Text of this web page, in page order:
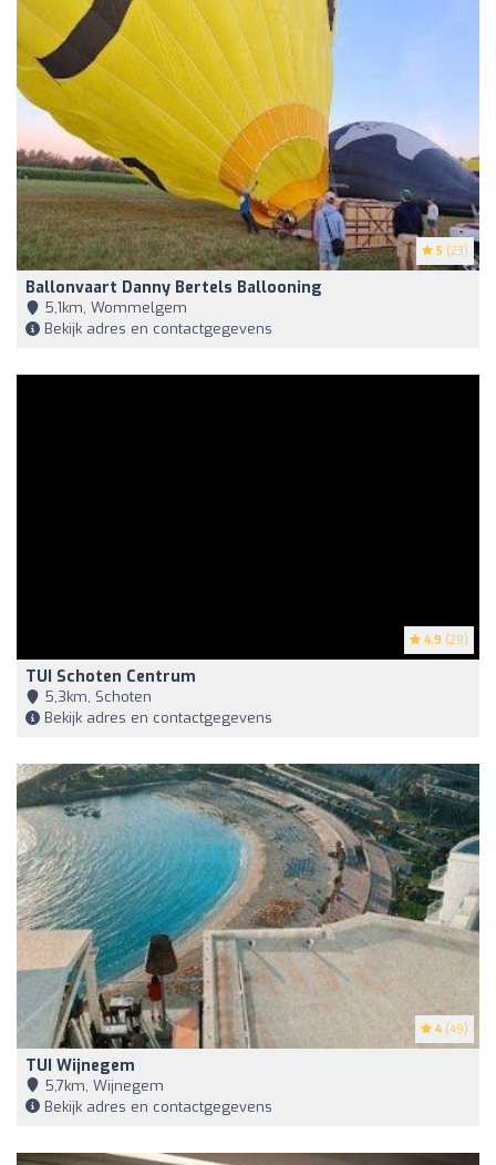
5 (23)
Ballonvaart Danny Bertels Ballooning
5,1km, Wommelgem
Bekijk adres en contactgegevens
4.9 (29)
TUI Schoten Centrum
5,3km, Schoten
Bekijk adres en contactgegevens
4 (49)
TUI Wijnegem
5,7km, Wijnegem
Bekijk adres en contactgegevens